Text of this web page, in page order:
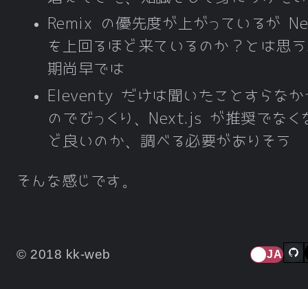
Remix の優先度が上がっているが
を上回るほど来ているのか？とは思
期尚早では
Eleventy だけは聞いたことすらなか
のでびっくり、Next.js が推奨でなく
ど良いのか、調べる必要がありそう
そんな感じです。
© 2018 kk-web JA